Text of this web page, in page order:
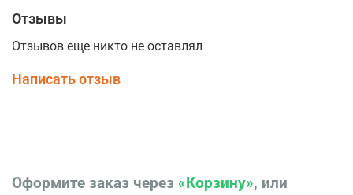
Отзывы
Отзывов еще никто не оставлял
Написать отзыв
Оформите заказ через «Корзину», или